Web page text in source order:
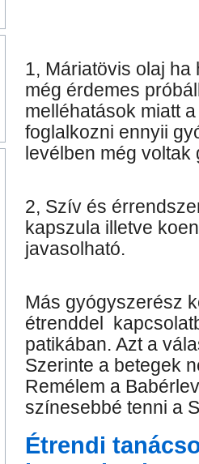
1, Máriatövis olaj
még érdemes
melléhatások miatt
foglalkozni ennyii
levélben még
2, Szív és
kapszula illetve
javasolható.
Más gyógyszerész
étrenddel
patikában. Azt a
Szerinte a betegek
Remélem a
színesebbé tenni a
Étrendi